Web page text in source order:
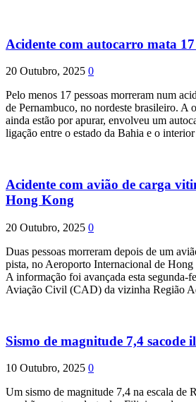
Acidente com autocarro mata 17
20 Outubro, 2025 0
Pelo menos 17 pessoas morreram num
de Pernambuco, no nordeste brasileiro. A
ainda estão por apurar, envolveu um
ligação entre o estado da Bahia e o
Acidente com avião de carga
Hong Kong
20 Outubro, 2025 0
Duas pessoas morreram depois de um
pista, no Aeroporto Internacional de
A informação foi avançada esta segunda-
Aviação Civil (CAD) da vizinha Região
Sismo de magnitude 7,4 sacode
10 Outubro, 2025 0
Um sismo de magnitude 7,4 na escala de